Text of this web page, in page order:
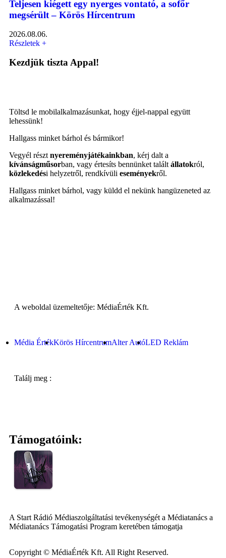
Teljesen kiégett egy nyerges vontató, a sofőr
megsérült – Körös Hírcentrum
2026.08.06.
Részletek +
Kezdjük tiszta Appal!
Töltsd le mobilalkalmazásunkat, hogy éjjel-nappal együtt
lehessünk!
Hallgass minket bárhol és bármikor!
Vegyél résztnyereményjátékainkban, kérj dalt a
kívánságműsorban, vagy értesíts bennünket találtállatokról,
közlekedési helyzetről, rendkívüli eseményekről.
Hallgass minket bárhol, vagy küldd el nekünk hangüzeneted az
alkalmazással!
A weboldal üzemeltetője: MédiaÉrték Kft.
Média ÉrtékKörös HírcentrumAlter AutóLED Reklám
Találj meg :
Támogatóink:
A Start Rádió Médiaszolgáltatási tevékenységét a Médiatanács a
Médiatanács Támogatási Program keretében támogatja
Copyright © MédiaÉrték Kft. All Right Reserved.